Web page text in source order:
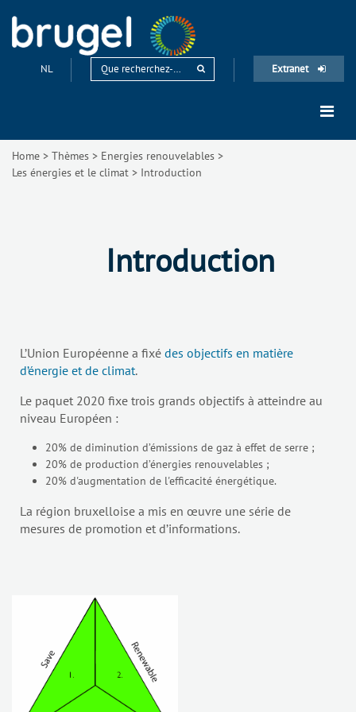
NL Extranet
Home > Thèmes > Energies renouvelables >
Les énergies et le climat > Introduction
Introduction
L’Union Européenne a fixé des objectifs en matière
d’énergie et de climat.
Le paquet 2020 fixe trois grands objectifs à atteindre au
niveau Européen :
20% de diminution d’émissions de gaz à effet de serre ;
20% de production d’énergies renouvelables ;
20% d'augmentation de l'efficacité énergétique.
La région bruxelloise a mis en œuvre une série de
mesures de promotion et d’informations.